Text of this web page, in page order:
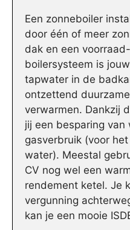
Een zonneboiler
door één of meer
dak en een
boilersysteem is
tapwater in de
ontzettend
verwarmen. Dankzij
jij een besparing van
gasverbruik (voor
water). Meestal
CV nog wel een
rendement ketel. Je
vergunning
kan je een mooie